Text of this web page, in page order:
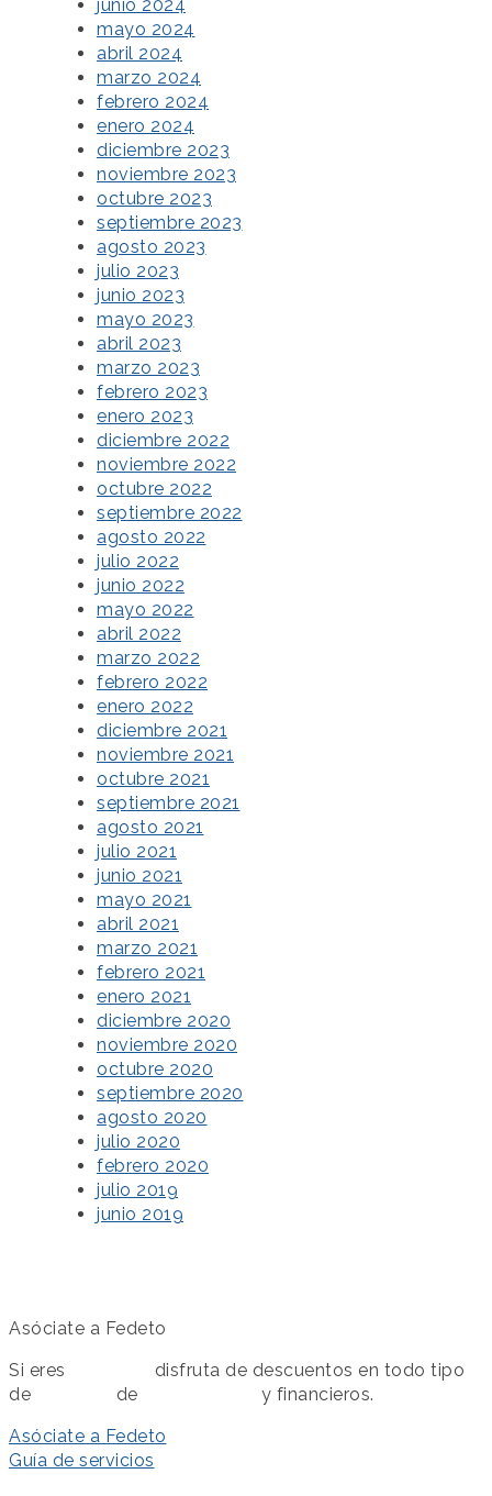
junio 2024
mayo 2024
abril 2024
marzo 2024
febrero 2024
enero 2024
diciembre 2023
noviembre 2023
octubre 2023
septiembre 2023
agosto 2023
julio 2023
junio 2023
mayo 2023
abril 2023
marzo 2023
febrero 2023
enero 2023
diciembre 2022
noviembre 2022
octubre 2022
septiembre 2022
agosto 2022
julio 2022
junio 2022
mayo 2022
abril 2022
marzo 2022
febrero 2022
enero 2022
diciembre 2021
noviembre 2021
octubre 2021
septiembre 2021
agosto 2021
julio 2021
junio 2021
mayo 2021
abril 2021
marzo 2021
febrero 2021
enero 2021
diciembre 2020
noviembre 2020
octubre 2020
septiembre 2020
agosto 2020
julio 2020
febrero 2020
julio 2019
junio 2019
Asóciate a Fedeto
Si eres
disfruta de descuentos en todo tipo
de
de
y financieros.
Asóciate a Fedeto
Guía de servicios